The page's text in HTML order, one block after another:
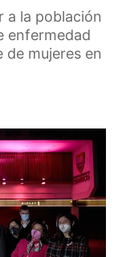
a la población
enfermedad
de mujeres en